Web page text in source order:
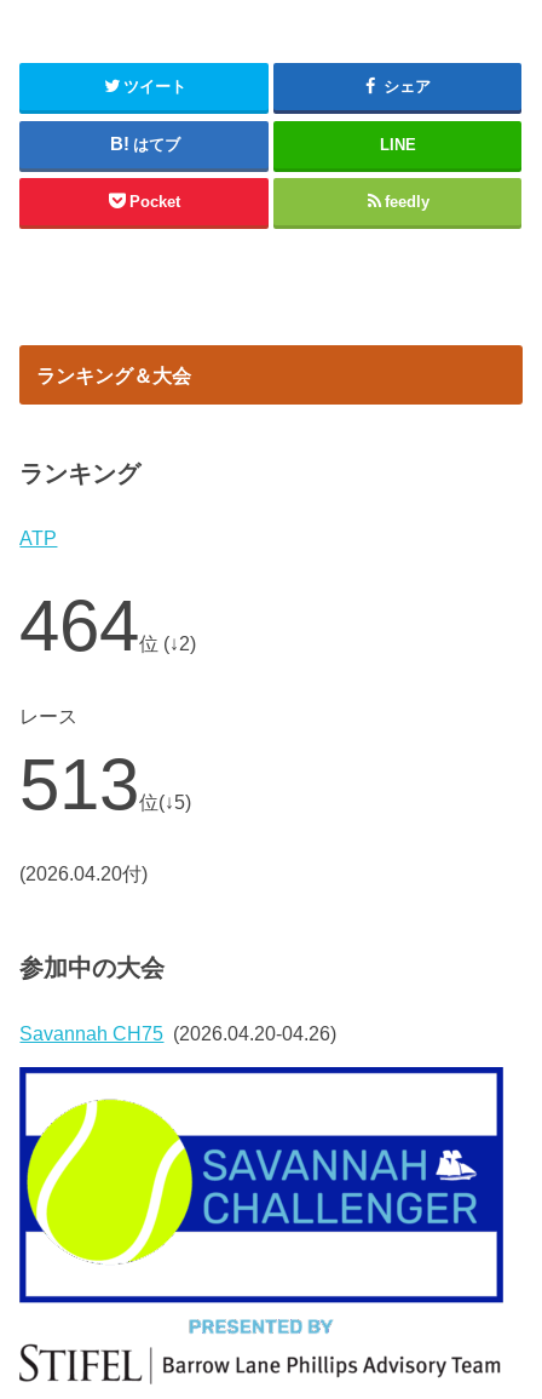
ツイート シェア
はてブ LINE
Pocket feedly
ランキング＆大会
ランキング
ATP
464位 (↓2)
レース
513位(↓5)
(2026.04.20付)
参加中の大会
Savannah CH75 (2026.04.20-04.26)